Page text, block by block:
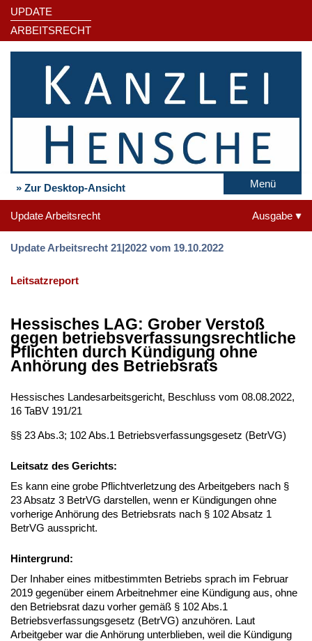
UPDATE
ARBEITSRECHT
» Zur Desktop-Ansicht Menü
Update Arbeitsrecht Ausgabe
Update Arbeitsrecht 21|2022 vom 19.10.2022
Leitsatzreport
Hessisches LAG: Grober Verstoß
gegen betriebsverfassungsrechtliche
Pflichten durch Kündigung ohne
Anhörung des Betriebsrats
Hessisches Landesarbeitsgericht, Beschluss vom 08.08.2022,
16 TaBV 191/21
§§ 23 Abs.3; 102 Abs.1 Betriebsverfassungsgesetz (BetrVG)
Leitsatz des Gerichts:
Es kann eine grobe Pflichtverletzung des Arbeitgebers nach §
23 Absatz 3 BetrVG darstellen, wenn er Kündigungen ohne
vorherige Anhörung des Betriebsrats nach § 102 Absatz 1
BetrVG ausspricht.
Hintergrund:
Der Inhaber eines mitbestimmten Betriebs sprach im Februar
2019 gegenüber einem Arbeitnehmer eine Kündigung aus, ohne
den Betriebsrat dazu vorher gemäß § 102 Abs.1
Betriebsverfassungsgesetz (BetrVG) anzuhören. Laut
Arbeitgeber war die Anhörung unterblieben, weil die Kündigung